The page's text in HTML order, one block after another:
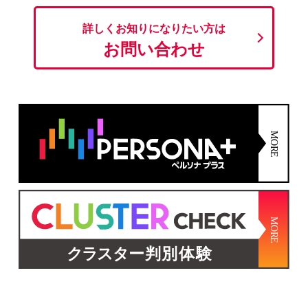
詳しくお知りになりたい方は
お問い合わせ